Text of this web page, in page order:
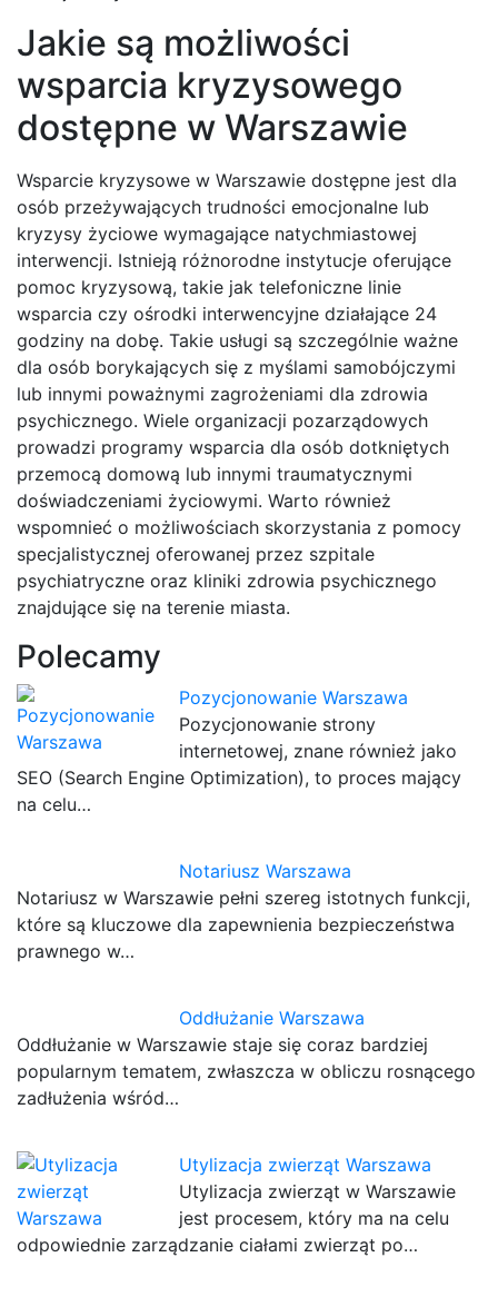
Jakie są możliwości
wsparcia kryzysowego
dostępne w Warszawie
Wsparcie kryzysowe w Warszawie dostępne jest dla
osób przeżywających trudności emocjonalne lub
kryzysy życiowe wymagające natychmiastowej
interwencji. Istnieją różnorodne instytucje oferujące
pomoc kryzysową, takie jak telefoniczne linie
wsparcia czy ośrodki interwencyjne działające 24
godziny na dobę. Takie usługi są szczególnie ważne
dla osób borykających się z myślami samobójczymi
lub innymi poważnymi zagrożeniami dla zdrowia
psychicznego. Wiele organizacji pozarządowych
prowadzi programy wsparcia dla osób dotkniętych
przemocą domową lub innymi traumatycznymi
doświadczeniami życiowymi. Warto również
wspomnieć o możliwościach skorzystania z pomocy
specjalistycznej oferowanej przez szpitale
psychiatryczne oraz kliniki zdrowia psychicznego
znajdujące się na terenie miasta.
Polecamy
Pozycjonowanie Warszawa
Pozycjonowanie strony
internetowej, znane również jako
SEO (Search Engine Optimization), to proces mający
na celu…
Notariusz Warszawa
Notariusz w Warszawie pełni szereg istotnych funkcji,
które są kluczowe dla zapewnienia bezpieczeństwa
prawnego w…
Oddłużanie Warszawa
Oddłużanie w Warszawie staje się coraz bardziej
popularnym tematem, zwłaszcza w obliczu rosnącego
zadłużenia wśród…
Utylizacja zwierząt Warszawa
Utylizacja zwierząt w Warszawie
jest procesem, który ma na celu
odpowiednie zarządzanie ciałami zwierząt po…